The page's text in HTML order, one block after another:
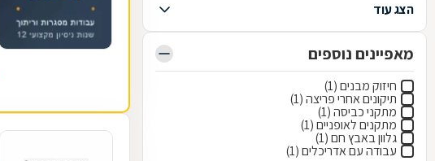
הצג עוד
מאפיינים נוספים
חיזוק מבנים (1)
תיקונים אחרי פריצה (1)
מתקני כביסה (1)
מתקנים לאופניים (1)
גלוון באבץ חם (1)
עבודה עם אדריכלים (1)